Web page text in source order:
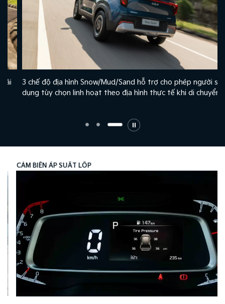
3 chế độ địa hình Snow/Mud/Sand hỗ trợ cho phép người sử
dụng tùy chọn linh hoạt theo địa hình thực tế khi di chuyển.
CẢM BIẾN ÁP SUẤT LỐP